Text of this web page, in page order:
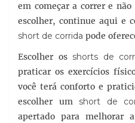
em começar a correr e não
escolher, continue aqui e
short de corrida pode
Escolher os shorts de
praticar os exercícios
você terá conforto e
escolher um short de
apertado para melhorar